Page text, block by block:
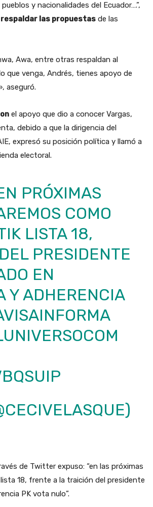
y nacionalidades del Ecuador….”,
respaldar las propuestas de las
Awa, entre otras respaldan al
que venga, Andrés, tienes apoyo de
aseguró.
el apoyo que dio a conocer Vargas,
debido a que la dirigencia del
expresó su posición política y llamó a
electoral.
PRÓXIMAS
COMO
LISTA 18,
PRESIDENTE
EN
Y ADHERENCIA
de Twitter expuso: “en las próximas
18, frente a la traición del presidente
PK vota nulo”.